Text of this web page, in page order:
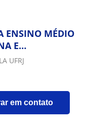
ENSINO MÉDIO
E
UFRJ
em contato